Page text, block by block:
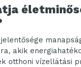
akik
otthoni vízellátási